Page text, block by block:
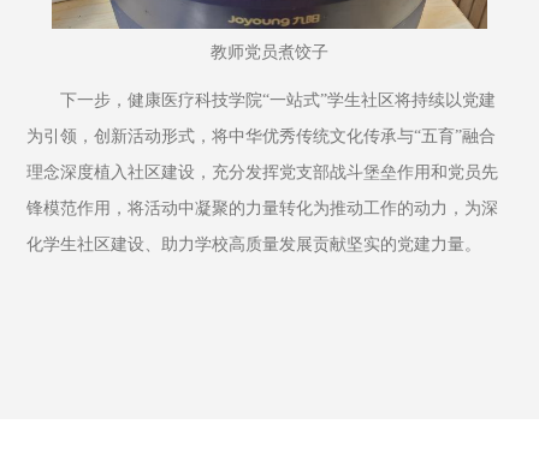
教师党员煮饺子
下一步，健康医疗科技学院“一站式”学生社区将持续以党建
为引领，创新活动形式，将中华优秀传统文化传承与“五育”融合
理念深度植入社区建设，充分发挥党支部战斗堡垒作用和党员先
锋模范作用，将活动中凝聚的力量转化为推动工作的动力，为深
化学生社区建设、助力学校高质量发展贡献坚实的党建力量。